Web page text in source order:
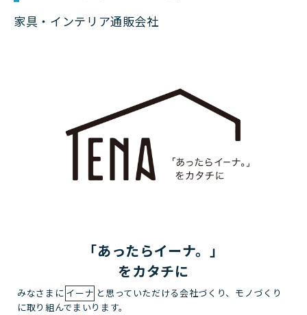
家具・インテリア通販会社
「あったらイーナ。」
をカタチに
みなさまに イーナ と思っていただける会社づくり、モノづくり
に取り組んでまいります。